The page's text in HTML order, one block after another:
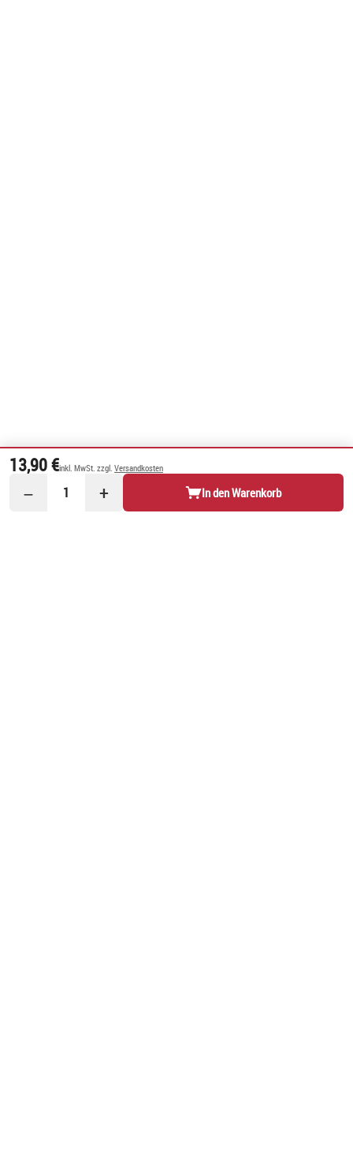
13,90 €inkl. MwSt. zzgl. Versandkosten
− 1 + In den Warenkorb